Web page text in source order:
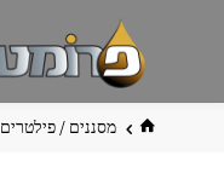
בית מסננים / פילטרים